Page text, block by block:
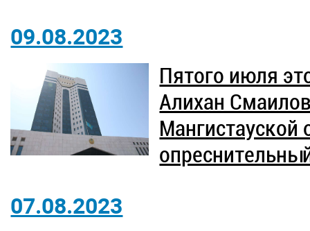
09.08.2023
Пятого июля
Алихан
Мангистауской
07.08.2023